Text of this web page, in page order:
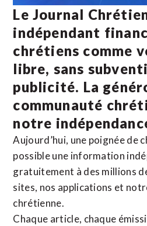
Le Journal
indépendant
chrétiens comme
libre, sans
publicité. La
communauté
notre
Aujourd’hui, une poignée de
possible une information
gratuitement à des millions
sites, nos applications et
chrétienne.
Chaque article, chaque